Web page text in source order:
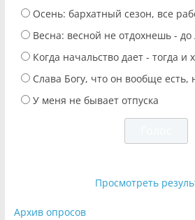
Осень: бархатный сезон, все
Весна: весной не отдохнешь -
Когда начальство дает - тогда и
Слава Богу, что он вообще есть,
У меня не бывает отпуска
Просмотреть
Архив опросов